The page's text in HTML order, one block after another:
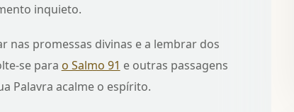
inquieto.
nas promessas divinas e a lembrar dos
se para o Salmo 91 e outras passagens
Palavra acalme o espírito.